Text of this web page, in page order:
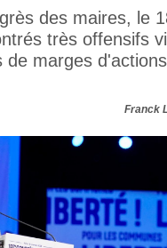
des maires, le
très offensifs
marges
Franck